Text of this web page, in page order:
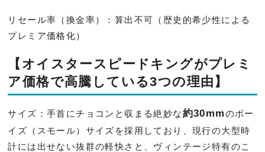
リセール率（換金率）：算出不可（歴史的希少性による
プレミア価格化）
【オイスタースピードキングがプレミ
ア価格で高騰している3つの理由】
サイズ：手首にチョコンと収まる絶妙な約30mmのボー
イズ（スモール）サイズを採用しており、現行の大型時
計には出せない抜群の軽快さと、ヴィンテージ特有のこ